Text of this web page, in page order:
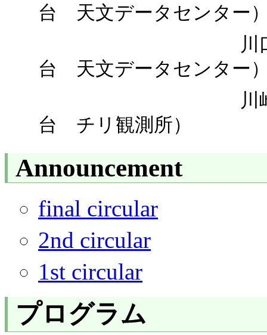
台 天文データセンター
川口 俊宏
台 天文データセンター
川崎 渉 （
台 チリ観測所）
Announcement
final circular
2nd circular
1st circular
プログラム